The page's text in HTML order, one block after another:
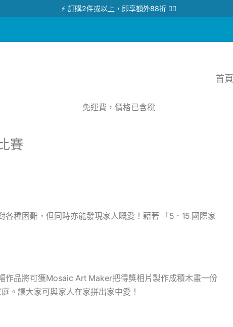
⚡ 訂購2件或以上，即享額外88折 👉🏻
首頁
免運費，價格已含稅
賽
種困難，但同時亦能發現家人嘅愛！藉著 「5．15 國際家
作品將可獲Mosaic Art Maker把得獎相片製作成積木畫一份
。讓大家可與家人在家拼出家中愛！